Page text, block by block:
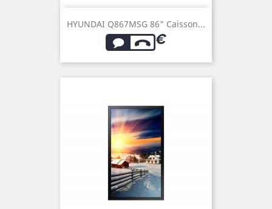
HYUNDAI Q867MSG 86" Caisson...